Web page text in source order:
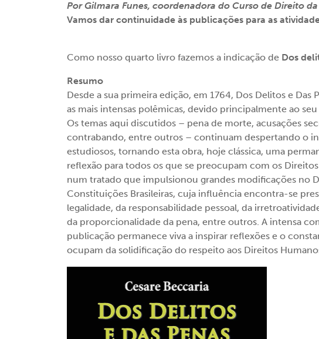
Por Gilmara Funes, coordenadora do Curso de Direito
Vamos dar continuidade às publicações para as
Como nosso quarto livro fazemos a indicação de Dos
Resumo
Desde a sua primeira edição, em 1764, Dos Delitos e
as mais intensas polêmicas, devido principalmente ao
Os temas aqui discutidos – pena de morte, acusações
contrabando, entre outros – continuam despertando o
estudiosos, tornando esta obra, hoje clássica, uma
reflexão para todos os que se preocupam com os
num tratado que impulsionou grandes modificações no
Constituições Brasileiras, cuja influência encontra-se
legalidade, da responsabilidade pessoal, da
da proporcionalidade da pena, entre outros. A intensa
publicação permanece viva a inspirar reflexões e o
ocupam da solidificação do respeito aos Direitos